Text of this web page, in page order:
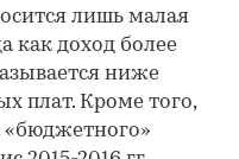
лишь малая
как доход более
ниже
плат. Кроме того,
«бюджетного»